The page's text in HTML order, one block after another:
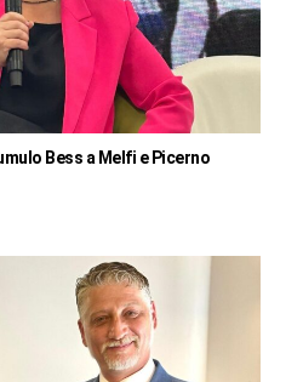
Bess a Melfi e Picerno